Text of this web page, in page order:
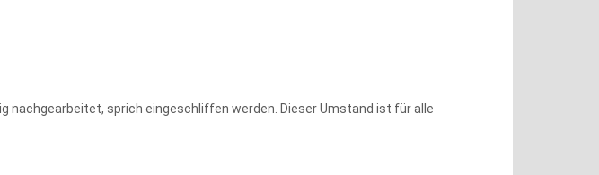
nachgearbeitet, sprich eingeschliffen werden. Dieser Umstand ist für alle